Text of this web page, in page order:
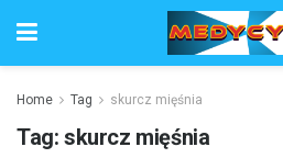
Home Tag skurcz mięśnia
Tag: skurcz mięśnia